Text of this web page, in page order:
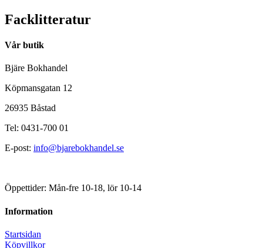
Facklitteratur
Vår butik
Bjäre Bokhandel
Köpmansgatan 12
26935 Båstad
Tel: 0431-700 01
E-post: info@bjarebokhandel.se
Öppettider: Mån-fre 10-18, lör 10-14
Information
Startsidan
Köpvillkor